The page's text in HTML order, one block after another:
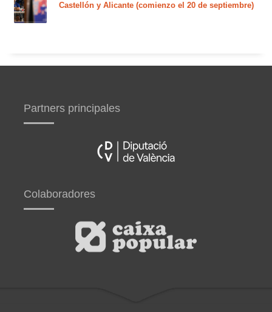
Castellón y Alicante (comienzo el 20 de septiembre)
Partners principales
Colaboradores